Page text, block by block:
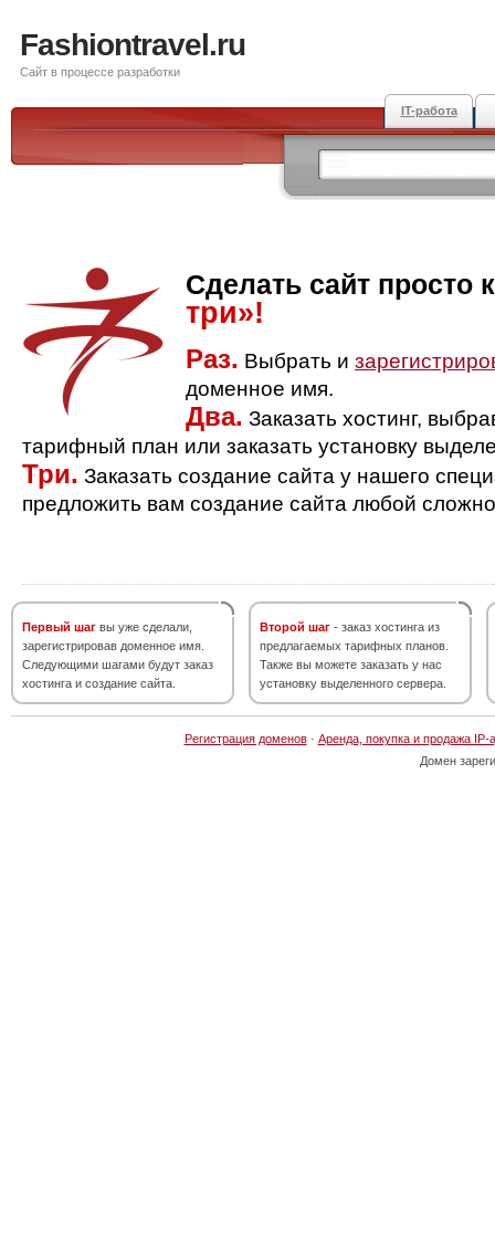
Fashiontravel.ru
Сайт в процессе разработки
IT-работа
Сделать сайт просто
три»!
Раз. Выбрать и
доменное имя.
Два. Заказать хостинг,
тарифный план или заказать установку
Три. Заказать создание сайта у нашего
предложить вам создание сайта любой
Первый шаг вы уже сделали,
зарегистрировав доменное имя.
Следующими шагами будут заказ
хостинга и создание сайта.
Второй шаг - заказ хостинга из
предлагаемых тарифных планов.
Также вы можете заказать у нас
установку выделенного сервера.
Регистрация доменов· Аренда, покупка и продажа IP-
Домен